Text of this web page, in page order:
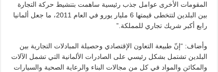
المقومات الأخرى عوامل جذب رئيسية ساهمت بتنشيط حركة التجارة
بين البلدين لتتخطى قيمتها 6 مليار يورو في العام 2011، ما جعل ألمانيا
رابع أكبر شريك تجاري للمملكة.”
وأضاف: “إنّ طبيعة التعاون الإقتصادي وحصيلة المبادلات التجارية بين
البلدين تشتمل بشكل رئيسي على الصادرات الألمانية التي تشمل الآلات
والمكائن والمواد في كل من مجالات البناء والرعاية الصحية والسيارات